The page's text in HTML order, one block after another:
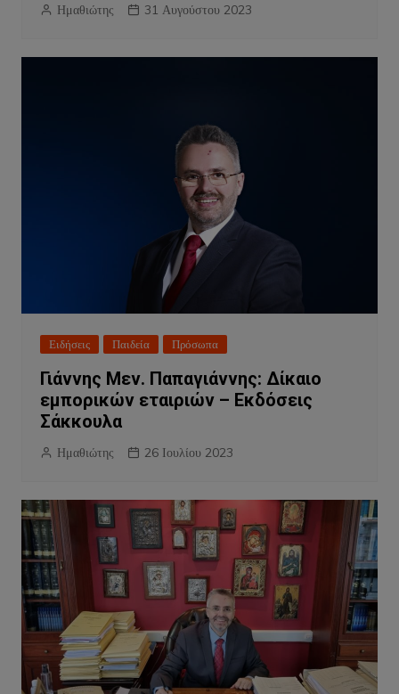
Ημαθιώτης 31 Αυγούστου 2023
Ειδήσεις Παιδεία Πρόσωπα
Γιάννης Μεν. Παπαγιάννης: Δίκαιο
εμπορικών εταιριών – Εκδόσεις
Σάκκουλα
Ημαθιώτης 26 Ιουλίου 2023